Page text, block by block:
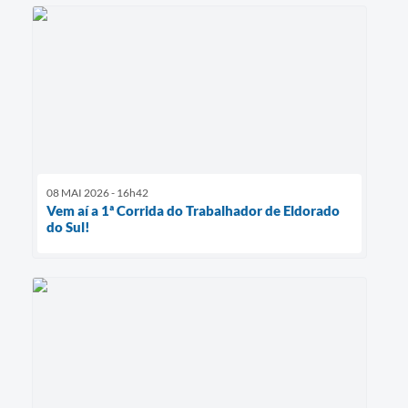
08 MAI 2026 - 16h42
Vem aí a 1ª Corrida do Trabalhador de Eldorado
do Sul!